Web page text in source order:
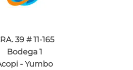
39 # 11-165
Bodega 1
- Yumbo